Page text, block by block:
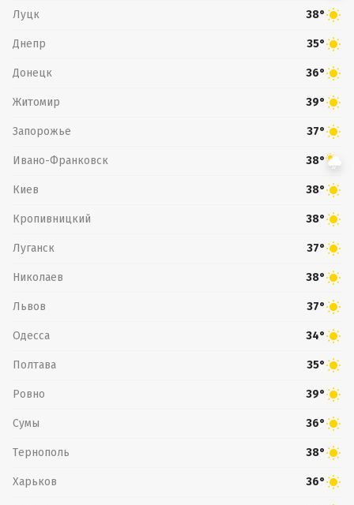
Луцк 38°
Днепр 35°
Донецк 36°
Житомир 39°
Запорожье 37°
Ивано-Франковск 38°
Киев 38°
Кропивницкий 38°
Луганск 37°
Николаев 38°
Львов 37°
Одесса 34°
Полтава 35°
Ровно 39°
Сумы 36°
Тернополь 38°
Харьков 36°